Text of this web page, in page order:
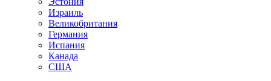
Израиль
Великобритания
Германия
Испания
Канада
США